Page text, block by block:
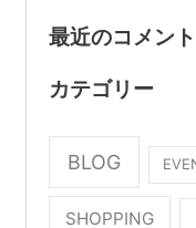
最近のコメント
カテゴリー
BLOG
SHOPPING